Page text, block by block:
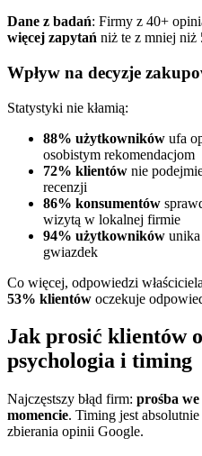
Dane z badań: Firmy z 40+
więcej zapytań niż te z mniej niż
Wpływ na decyzje
Statystyki nie kłamią:
88% użytkowników ufa
osobistym rekomendacjom
72% klientów nie
recenzji
86% konsumentów
wizytą w lokalnej firmie
94% użytkowników
gwiazdek
Co więcej, odpowiedzi
53% klientów oczekuje
Jak prosić klientów
psychologia i timing
Najczęstszy błąd firm: prośba we
momencie. Timing jest
zbierania opinii Google.